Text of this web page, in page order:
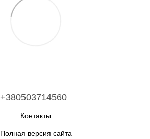
+380503714560
Контакты
Полная версия сайта